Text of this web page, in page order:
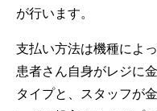
が行います。
支払い方法は機種によ
患者さん自身がレジに
タイプと、スタッフが